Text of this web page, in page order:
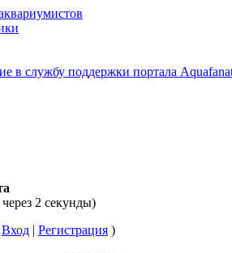
2 секунды)
Вход | Регистрация )